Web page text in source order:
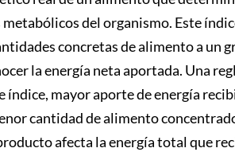
del organismo. Este
concretas de alimento a un
la energía neta aportada. Una
mayor aporte de energía
cantidad de alimento
afecta la energía total que